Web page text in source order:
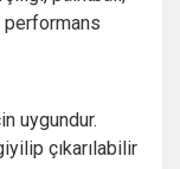
uygundur.
çıkarılabilir